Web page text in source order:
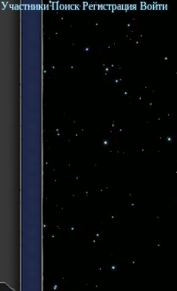
Участники Поиск Регистрация Войти